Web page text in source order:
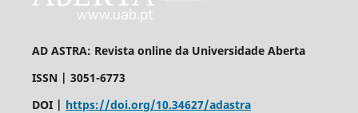
AD ASTRA: Revista online da Universidade Aberta
ISSN | 3051-6773
DOI | https://doi.org/10.34627/adastra